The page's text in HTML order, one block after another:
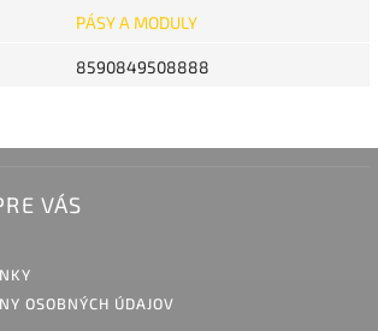
PÁSY A MODULY
8590849508888
VÁS
OSOBNÝCH ÚDAJOV